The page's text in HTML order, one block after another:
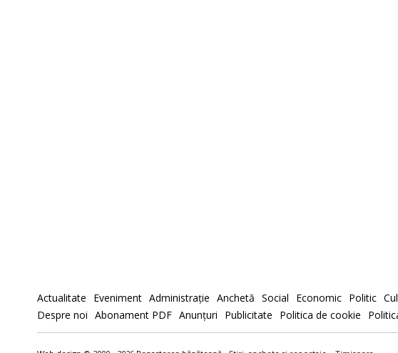
Actualitate Eveniment Administraţie Anchetă Social Economic Politic
Despre noi Abonament PDF Anunţuri Publicitate Politica de cookie